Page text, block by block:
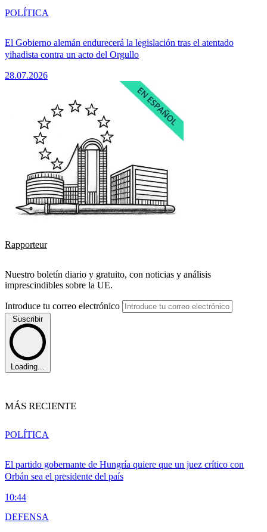
El Gobierno alemán endurecerá la legislación tras el atentado
yihadista contra un acto del Orgullo
28.07.2026
POLÍTICA
Rapporteur
Nuestro boletín diario y gratuito, con noticias y análisis
imprescindibles sobre la UE.
Introduce tu correo electrónico
Suscribir
Loading...
MÁS RECIENTE
El partido gobernante de Hungría quiere que un juez crítico con
Orbán sea el presidente del país
10:44
POLÍTICA
DEFENSA